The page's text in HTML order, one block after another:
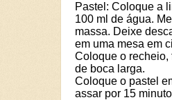
Pastel: Coloque a
100 ml de água.
massa. Deixe
em uma mesa em
Coloque o recheio,
de boca larga.
Coloque o pastel
assar por 15